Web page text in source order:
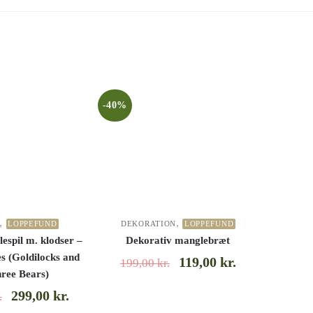
, LOPPEFUND
m. klodser –
(Goldilocks and
Bears)
299,00 kr.
-40%
DEKORATION, LOPPEFUND
Dekorativ manglebræt
199,00kr. 119,00 kr.